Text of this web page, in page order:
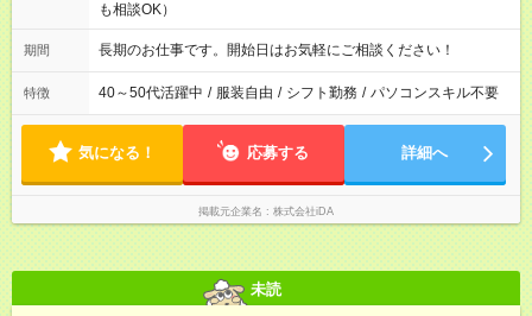
も相談OK）
期間 長期のお仕事です。開始日はお気軽にご相談ください！
特徴 40～50代活躍中 / 服装自由 / シフト勤務 / パソコンスキル不要
気になる！ 応募する 詳細へ
掲載元企業名 株式会社iDA
未読